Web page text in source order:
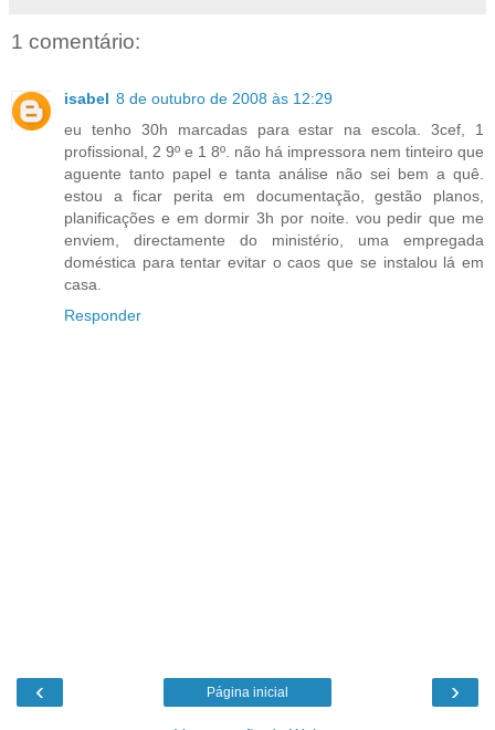
1 comentário:
isabel 8 de outubro de 2008 às 12:29
eu tenho 30h marcadas para estar na escola. 3cef, 1
profissional, 2 9º e 1 8º. não há impressora nem tinteiro que
aguente tanto papel e tanta análise não sei bem a quê.
estou a ficar perita em documentação, gestão planos,
planificações e em dormir 3h por noite. vou pedir que me
enviem, directamente do ministério, uma empregada
doméstica para tentar evitar o caos que se instalou lá em
casa.
Responder
‹ ›
Página inicial